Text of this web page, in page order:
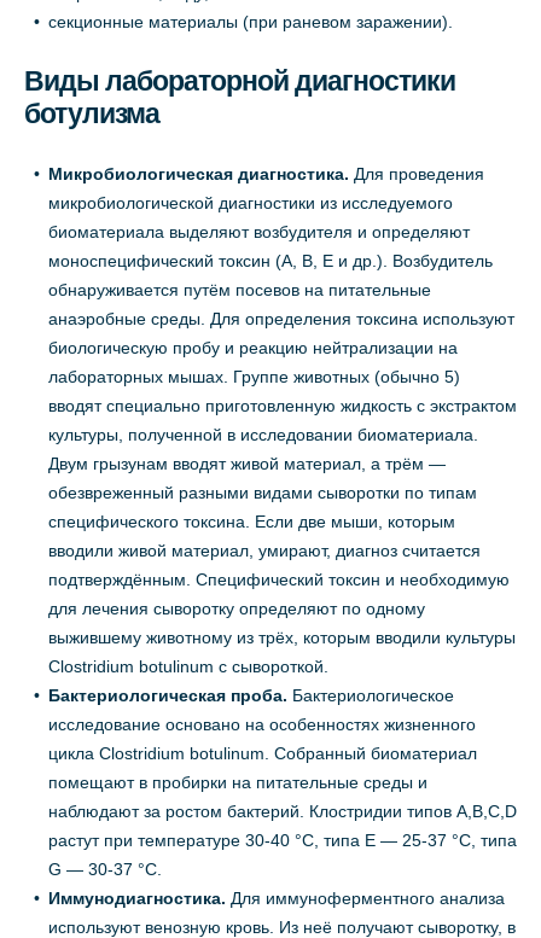
секционные материалы (при раневом заражении).
Виды лабораторной диагностики
ботулизма
Микробиологическая диагностика. Для проведения
микробиологической диагностики из исследуемого
биоматериала выделяют возбудителя и определяют
моноспецифический токсин (А, В, Е и др.). Возбудитель
обнаруживается путём посевов на питательные
анаэробные среды. Для определения токсина используют
биологическую пробу и реакцию нейтрализации на
лабораторных мышах. Группе животных (обычно 5)
вводят специально приготовленную жидкость с экстрактом
культуры, полученной в исследовании биоматериала.
Двум грызунам вводят живой материал, а трём —
обезвреженный разными видами сыворотки по типам
специфического токсина. Если две мыши, которым
вводили живой материал, умирают, диагноз считается
подтверждённым. Специфический токсин и необходимую
для лечения сыворотку определяют по одному
выжившему животному из трёх, которым вводили культуры
Clostridium botulinum с сывороткой.
Бактериологическая проба. Бактериологическое
исследование основано на особенностях жизненного
цикла Clostridium botulinum. Собранный биоматериал
помещают в пробирки на питательные среды и
наблюдают за ростом бактерий. Клостридии типов А,B,С,D
растут при температуре 30-40 °С, типа Е — 25-37 °С, типа
G — 30-37 °С.
Иммунодиагностика. Для иммуноферментного анализа
используют венозную кровь. Из неё получают сыворотку, в